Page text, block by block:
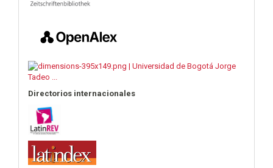
Directorios internacionales